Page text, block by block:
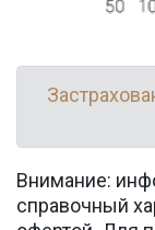
Внимание:
справочный